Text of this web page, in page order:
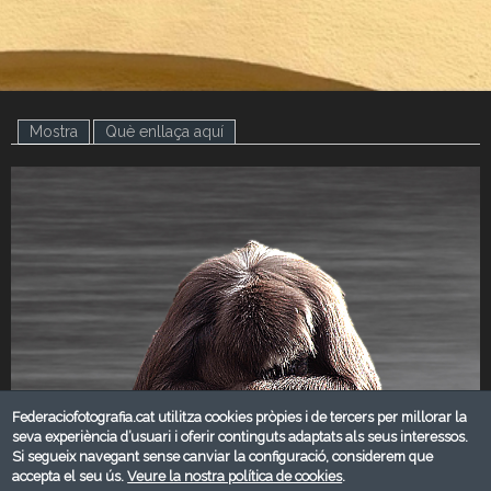
Mostra (pestanya activa)
Què enllaça aquí
Federaciofotografia.cat utilitza cookies pròpies i de tercers per millorar la
seva experiència d’usuari i oferir continguts adaptats als seus interessos.
Si segueix navegant sense canviar la configuració, considerem que
accepta el seu ús.Veure la nostra política de cookies.